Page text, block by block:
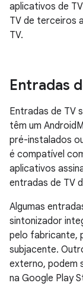
aplicativos de
TV de terceiros
TV.
Entradas
Entradas de TV
têm um
pré-instalados
é compatível
aplicativos
entradas de TV
Algumas
sintonizador
pelo fabricante,
subjacente.
externo, podem
na Google Play